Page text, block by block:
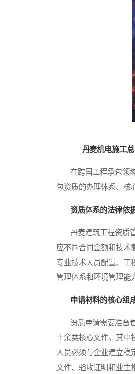
丹麦机电施工
在跨国工程承包领域
包资质的办理体系、核
资质体系的法律依
丹麦建筑工程资质管
应不同合同金额和技术
专业技术人员配置、工
管理体系和环境管理能
申请材料的核心组
资质申请需要准备包
十余类核心文件。其中
人员必须与企业建立稳
文件、验收证明和业主